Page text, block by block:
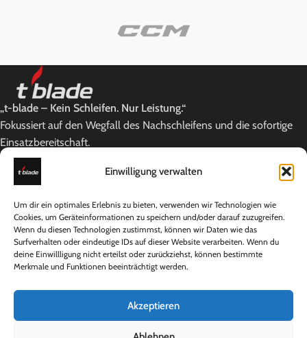
Einwilligung verwalten
Um dir ein optimales Erlebnis zu bieten, verwenden wir Technologien wie
Cookies, um Geräteinformationen zu speichern und/oder darauf zuzugreifen.
Wenn du diesen Technologien zustimmst, können wir Daten wie das
Surfverhalten oder eindeutige IDs auf dieser Website verarbeiten. Wenn du
deine Einwillligung nicht erteilst oder zurückziehst, können bestimmte
Merkmale und Funktionen beeinträchtigt werden.
Akzeptieren
„t-blade – Kein Schleifen. Nur Leistung.“
Fokussiert auf den Wegfall des Nachschleifens und die sofortige
Einsatzbereitschaft.
Lindauer Straße 1a, 86842 Türkheim
Telefon: +49 [0] 8247 - 387 99 81
E-Mail: support@t-blade.shop
NEUESTE BEITRÄGE
KATEGORIEN
©t-blade2026 •Built byMIOSMEDIA